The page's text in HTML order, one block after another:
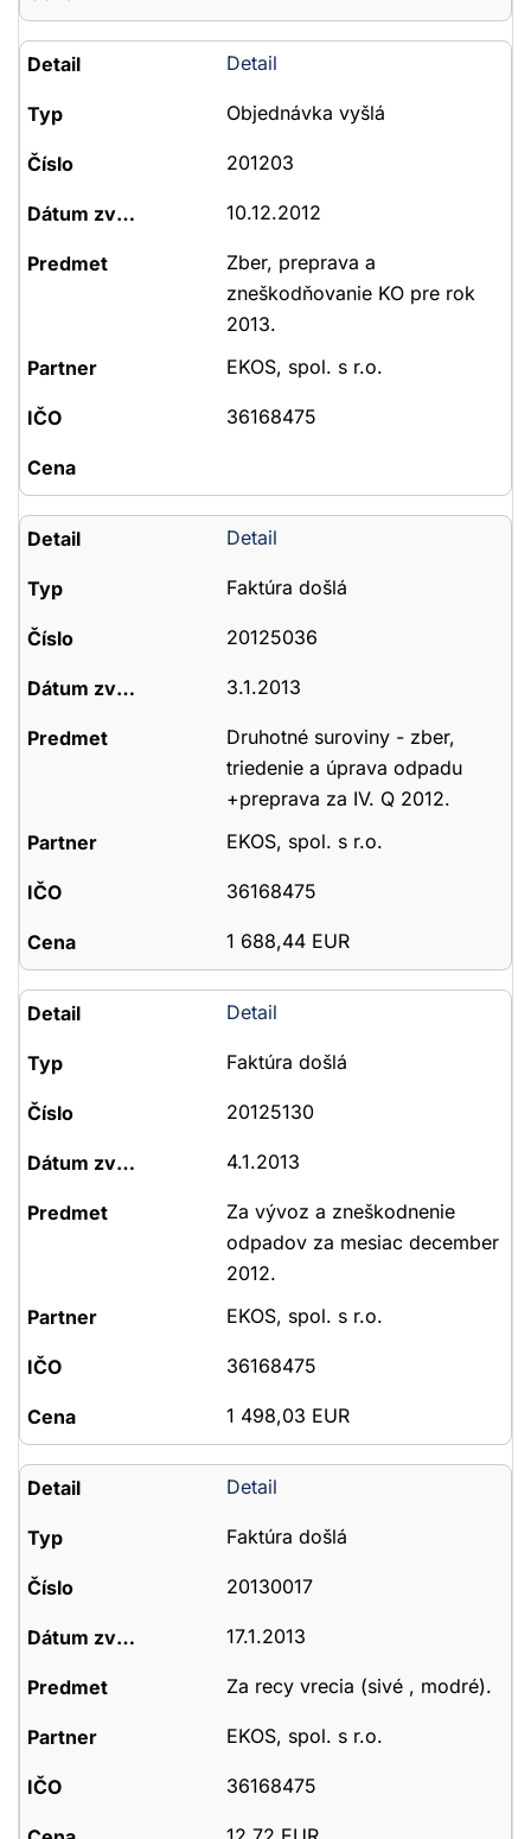
Detail
Objednávka vyšlá
201203
10.12.2012
Zber, preprava a
zneškodňovanie KO pre rok
2013.
EKOS, spol. s r.o.
36168475
Detail
Faktúra došlá
20125036
3.1.2013
Druhotné suroviny - zber,
triedenie a úprava odpadu
+preprava za IV. Q 2012.
EKOS, spol. s r.o.
36168475
1 688,44 EUR
Detail
Faktúra došlá
20125130
4.1.2013
Za vývoz a zneškodnenie
odpadov za mesiac december
2012.
EKOS, spol. s r.o.
36168475
1 498,03 EUR
Detail
Faktúra došlá
20130017
17.1.2013
Za recy vrecia (sivé , modré).
EKOS, spol. s r.o.
36168475